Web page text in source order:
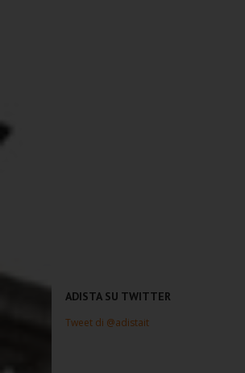
ADISTA SU TWITTER
Tweet di @adistait